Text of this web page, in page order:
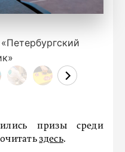
призы среди
здесь.